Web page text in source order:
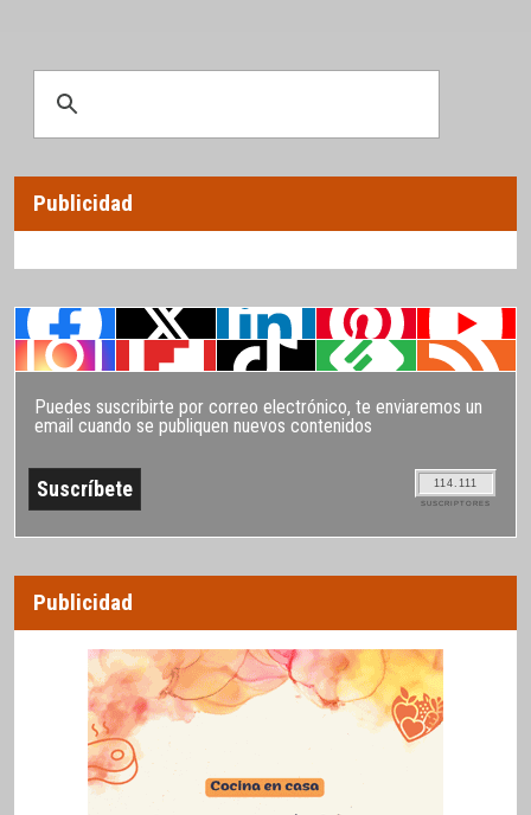
Publicidad
Puedes suscribirte por correo electrónico, te enviaremos un
email cuando se publiquen nuevos contenidos
114.111
SUSCRIPTORES
Publicidad